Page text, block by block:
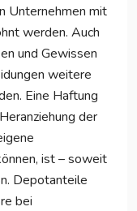
Unternehmen mit
werden. Auch
und Gewissen
weitere
Eine Haftung
der
ist – soweit
Depotanteile
bei